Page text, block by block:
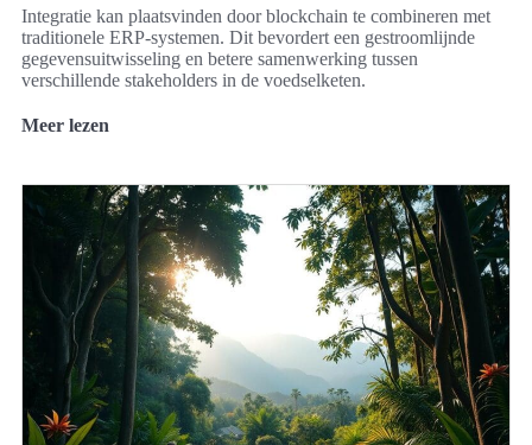
Integratie kan plaatsvinden door blockchain te combineren met
traditionele ERP-systemen. Dit bevordert een gestroomlijnde
gegevensuitwisseling en betere samenwerking tussen
verschillende stakeholders in de voedselketen.
Meer lezen